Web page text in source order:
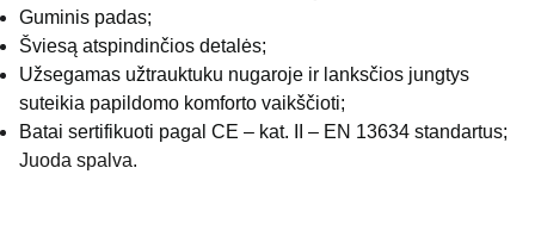
Guminis padas;
Šviesą atspindinčios detalės;
Užsegamas užtrauktuku nugaroje ir lanksčios jungtys
suteikia papildomo komforto vaikščioti;
Batai sertifikuoti pagal CE – kat. II – EN 13634 standartus;
Juoda spalva.